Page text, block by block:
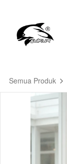
Semua Produk